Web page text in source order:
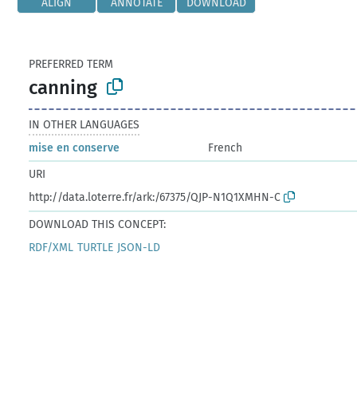
ALIGN ANNOTATE DOWNLOAD
PREFERRED TERM
canning
IN OTHER LANGUAGES
mise en conserve
French
URI
http://data.loterre.fr/ark:/67375/QJP-N1Q1XMHN-C
DOWNLOAD THIS CONCEPT:
RDF/XML TURTLE JSON-LD